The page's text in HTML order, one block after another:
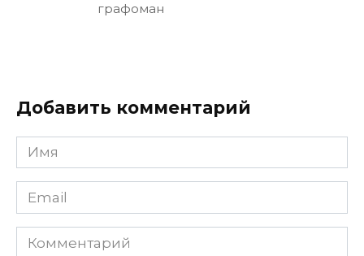
графоман
Добавить комментарий
Имя
Email
Комментарий